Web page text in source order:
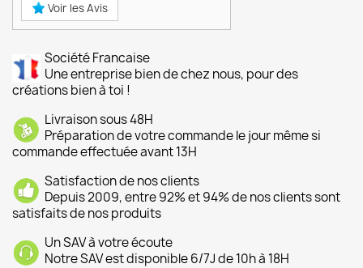
Voir les Avis
Société Francaise
Une entreprise bien de chez nous, pour des
créations bien à toi !
Livraison sous 48H
Préparation de votre commande le jour même si
commande effectuée avant 13H
Satisfaction de nos clients
Depuis 2009, entre 92% et 94% de nos clients sont
satisfaits de nos produits
Un SAV à votre écoute
Notre SAV est disponible 6/7J de 10h à 18H